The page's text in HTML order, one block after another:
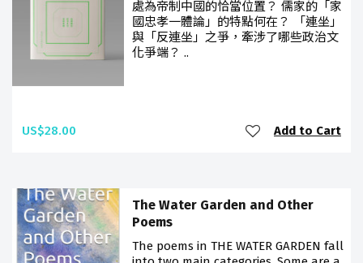
處為帝制中國的恰當位置？ 儒家的「家
國忠孝一體論」的特點何在？ 「連坐」
與「反連坐」之爭，牽涉了哪些政治文
化爭端？ ..
US$28.00 Add to Cart
The Water Garden and Other
Poems
The poems in THE WATER GARDEN fall